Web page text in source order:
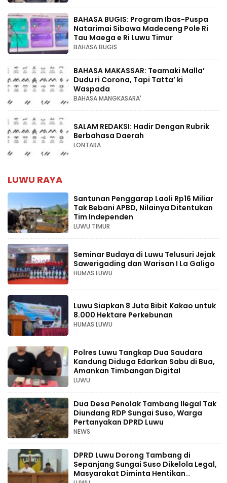
BAHASA BUGIS: Program Ibas-Puspa
Natarimai Sibawa Madeceng Pole Ri
Tau Maega e Ri Luwu Timur
BAHASA BUGIS
BAHASA MAKASSAR: Teamaki Malla’
Dudu ri Corona, Tapi Tatta’ ki
Waspada
BAHASA MANGKASARA'
SALAM REDAKSI: Hadir Dengan Rubrik
Berbahasa Daerah
LONTARA
LUWU RAYA
Santunan Penggarap Laoli Rp16 Miliar
Tak Bebani APBD, Nilainya Ditentukan
Tim Independen
LUWU TIMUR
Seminar Budaya di Luwu Telusuri Jejak
Sawerigading dan Warisan I La Galigo
HUMAS LUWU
Luwu Siapkan 8 Juta Bibit Kakao untuk
8.000 Hektare Perkebunan
HUMAS LUWU
Polres Luwu Tangkap Dua Saudara
Kandung Diduga Edarkan Sabu di Bua,
Amankan Timbangan Digital
LUWU
Dua Desa Penolak Tambang Ilegal Tak
Diundang RDP Sungai Suso, Warga
Pertanyakan DPRD Luwu
NEWS
DPRD Luwu Dorong Tambang di
Sepanjang Sungai Suso Dikelola Legal,
Masyarakat Diminta Hentikan